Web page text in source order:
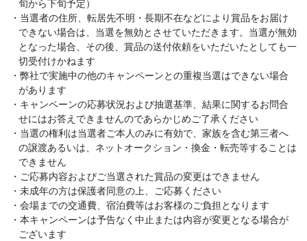
当選者の住所、転居先不明・長期不在などにより賞品をお届け
できない場合は、当選を無効とさせていただきます。当選が無効
となった場合、その後、賞品の送付依頼をいただいたとしても一
切受付けかねます
弊社で実施中の他のキャンペーンとの重複当選はできない場合
があります
キャンペーンの応募状況および抽選基準、結果に関するお問合
せにはお答えできませんのであらかじめご了承ください
当選の権利は当選者ご本人のみに有効で、家族を含む第三者へ
の譲渡あるいは、ネットオークション・換金・転売等することは
できません
ご応募内容およびご当選された賞品の変更はできません
未成年の方は保護者同意の上、ご応募ください
会場までの交通費、宿泊費等はお客様のご負担となります
本キャンペーンは予告なく中止または内容が変更となる場合が
ございます